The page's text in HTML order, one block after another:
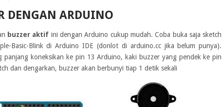
DENGAN ARDUINO
buzzer aktif ini dengan Arduino cukup mudah. Coba buka saja sketch
Basic-Blink di Arduino IDE (donlot di arduino.cc jika belum punya).
panjang koneksikan ke pin 13 Arduino, kaki buzzer yang pendek ke pin
dan dengarkan, buzzer akan berbunyi tiap 1 detik sekali